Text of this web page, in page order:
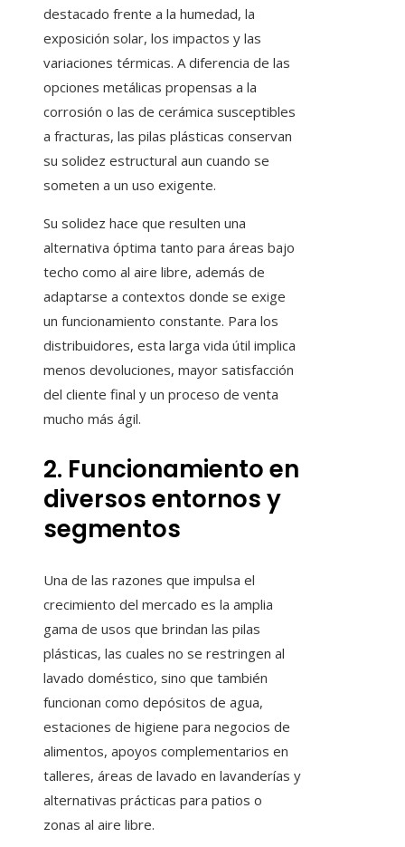
destacado frente a la humedad, la
exposición solar, los impactos y las
variaciones térmicas. A diferencia de las
opciones metálicas propensas a la
corrosión o las de cerámica susceptibles
a fracturas, las pilas plásticas conservan
su solidez estructural aun cuando se
someten a un uso exigente.
Su solidez hace que resulten una
alternativa óptima tanto para áreas bajo
techo como al aire libre, además de
adaptarse a contextos donde se exige
un funcionamiento constante. Para los
distribuidores, esta larga vida útil implica
menos devoluciones, mayor satisfacción
del cliente final y un proceso de venta
mucho más ágil.
2. Funcionamiento en
diversos entornos y
segmentos
Una de las razones que impulsa el
crecimiento del mercado es la amplia
gama de usos que brindan las pilas
plásticas, las cuales no se restringen al
lavado doméstico, sino que también
funcionan como depósitos de agua,
estaciones de higiene para negocios de
alimentos, apoyos complementarios en
talleres, áreas de lavado en lavanderías y
alternativas prácticas para patios o
zonas al aire libre.